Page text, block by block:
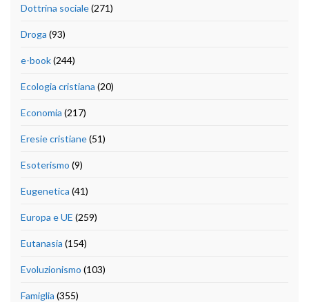
Dottrina sociale(271)
Droga (93)
e-book(244)
Ecologia cristiana (20)
Economia (217)
Eresie cristiane(51)
Esoterismo (9)
Eugenetica (41)
Europa e UE (259)
Eutanasia (154)
Evoluzionismo (103)
Famiglia (355)